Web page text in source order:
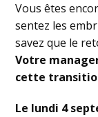
Vous êtes
sentez les
savez que le
Votre
cette
Le lundi 4